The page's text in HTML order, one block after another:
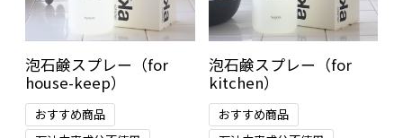
泡石鹸スプレー（for
house-keep）
おすすめ商品
泡石鹸スプレー（for
kitchen）
おすすめ商品